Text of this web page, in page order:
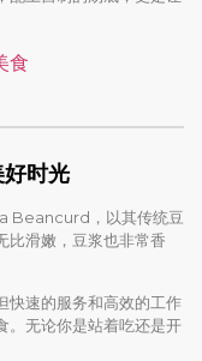
时光
Beancurd，以其传统豆
比滑嫩，豆浆也非常香
快速的服务和高效的工作
。无论你是站着吃还是开